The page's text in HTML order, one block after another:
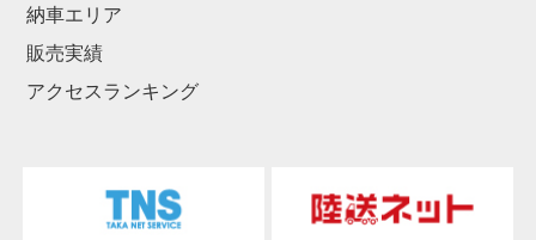
納車エリア
販売実績
アクセスランキング